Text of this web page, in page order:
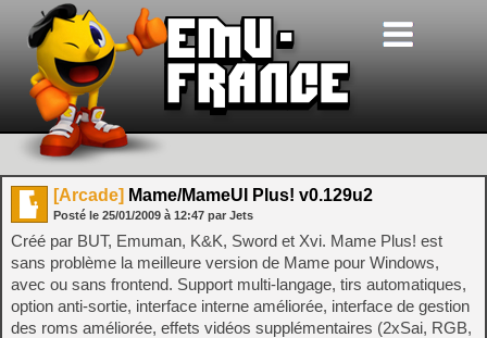
[Arcade] Mame/MameUI Plus! v0.129u2
Posté le 25/01/2009 à 12:47 par Jets
Créé par BUT, Emuman, K&K, Sword et Xvi. Mame Plus! est
sans problème la meilleure version de Mame pour Windows,
avec ou sans frontend. Support multi-langage, tirs automatiques,
option anti-sortie, interface interne améliorée, interface de gestion
des roms améliorée, effets vidéos supplémentaires (2xSai, RGB,